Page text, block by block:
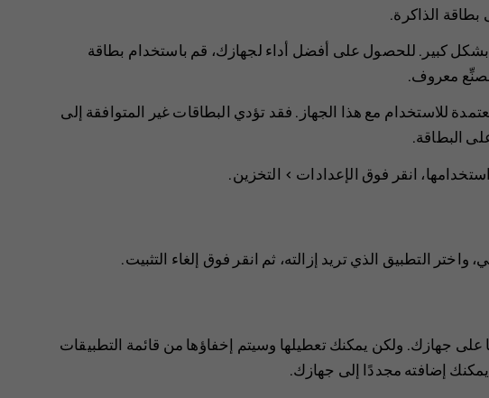
بطاقة الذاكرة.
بشكل كبير. للحصول على أفضل أداء لجهازك، قم باستخدام بطاقة
للاستخدام مع هذا الجهاز. فقد تؤدي البطاقات غير المتوافقة إلى
البطاقة.
انقر فوق الإعدادات > التخزين.
، واختر التطبيق الذي تريد إزالته، ثم انقر فوق إلغاء التثبيت.
جهازك. ولكن يمكنك تعطيلها وسيتم إخفاؤها من قائمة التطبيقات
إضافته مجددًا إلى جهازك.